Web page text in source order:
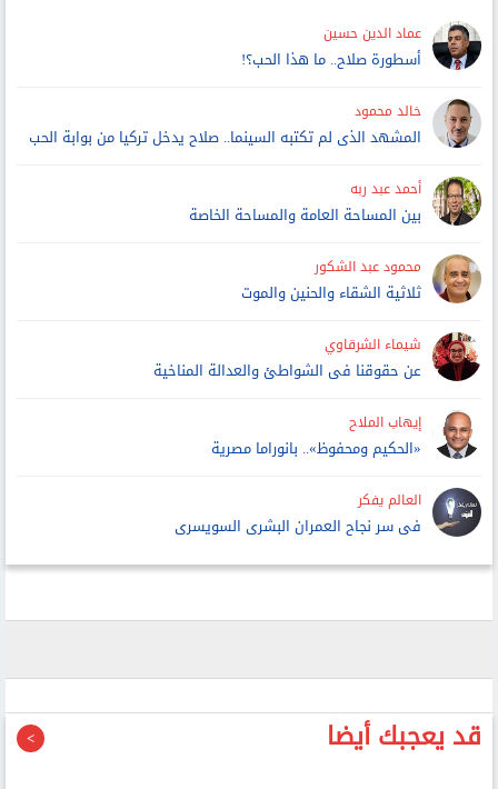
عماد الدين حسين
أسطورة صلاح.. ما هذا الحب؟!
خالد محمود
المشهد الذى لم تكتبه السينما.. صلاح يدخل تركيا من بوابة الحب
أحمد عبد ربه
بين المساحة العامة والمساحة الخاصة
محمود عبد الشكور
ثلاثية الشقاء والحنين والموت
شيماء الشرقاوي
عن حقوقنا فى الشواطئ والعدالة المناخية
إيهاب الملاح
«الحكيم ومحفوظ».. بانوراما مصرية
العالم يفكر
فى سر نجاح العمران البشرى السويسرى
قد يعجبك أيضا